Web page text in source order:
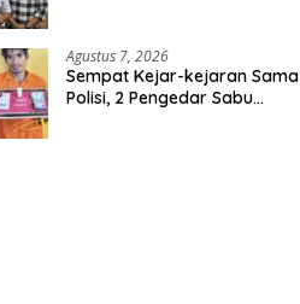
Agustus 7, 2026
Sempat Kejar-kejaran Sama
Polisi, 2 Pengedar Sabu